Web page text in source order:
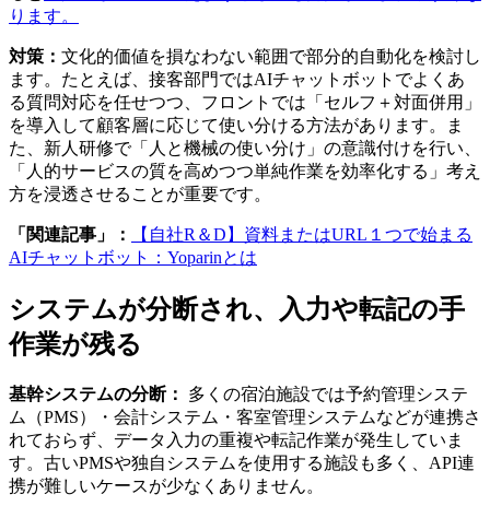
ります。
対策： 文化的価値を損なわない範囲で部分的自動化を検討し
ます。たとえば、接客部門ではAIチャットボットでよくあ
る質問対応を任せつつ、フロントでは「セルフ＋対面併用」
を導入して顧客層に応じて使い分ける方法があります。ま
た、新人研修で「人と機械の使い分け」の意識付けを行い、
「人的サービスの質を高めつつ単純作業を効率化する」考え
方を浸透させることが重要です。
「関連記事」：
【自社R＆D】資料またはURL１つで始まる
AIチャットボット：Yoparinとは
システムが分断され、入力や転記の手
作業が残る
基幹システムの分断：
多くの宿泊施設では予約管理システ
ム（PMS）・会計システム・客室管理システムなどが連携さ
れておらず、データ入力の重複や転記作業が発生していま
す。古いPMSや独自システムを使用する施設も多く、API連
携が難しいケースが少なくありません。